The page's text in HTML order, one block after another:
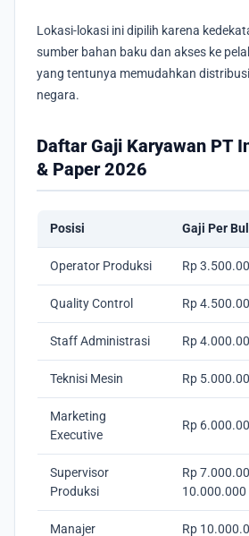
Lokasi-lokasi ini dipilih karena
sumber bahan baku dan akses ke
yang tentunya memudahkan
negara.
Daftar Gaji Karyawan PT
& Paper 2026
Posisi Gaji Per
Operator Produksi Rp
Quality Control Rp
Staff Administrasi Rp
Teknisi Mesin Rp
Marketing
Executive
Rp
Supervisor
Produksi
Rp
10.000.000
Manajer Rp